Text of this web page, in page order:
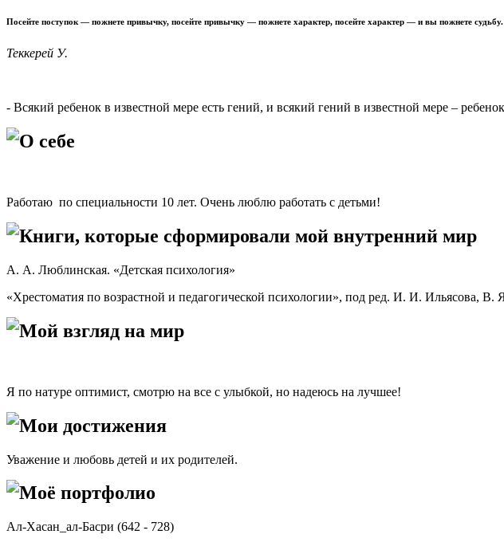
Посейте поступок — пожнете привычку, посейте привычку — пожнете характер, посейте характер — и вы пожнете
Теккерей У.
- Всякий ребенок в известной мере есть гений, и всякий гений в известной мере –
О себе
Работаю по специальности 10 лет. Очень люблю работать с детьми!
Книги, которые сформировали мой внутренний мир
А. А. Люблинская. «Детская психология»
«Хрестоматия по возрастной и педагогической психологии», под ред. И. И. Ильясова, В.
Мой взгляд на мир
Я по натуре оптимист, смотрю на все с улыбкой, но надеюсь на лучшее!
Мои достижения
Уважение и любовь детей и их родителей.
Моё портфолио
Ал-Хасан_ал-Басри (642 - 728)